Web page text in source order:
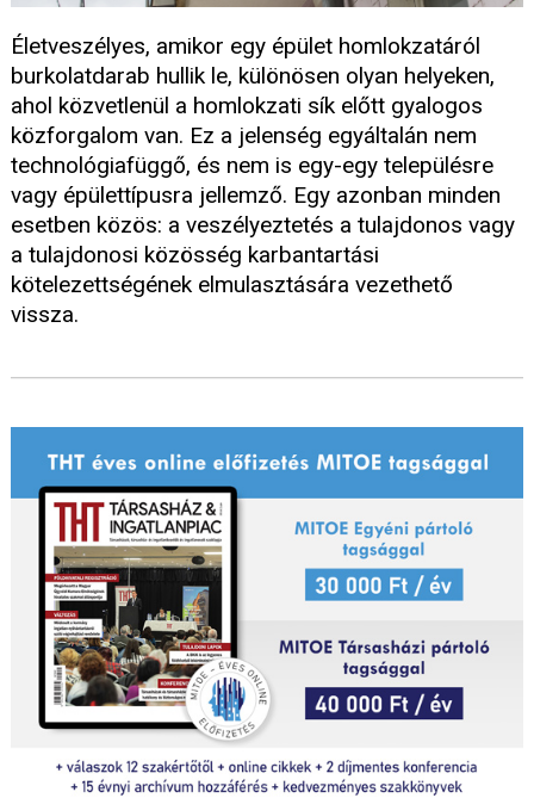
Életveszélyes, amikor egy épület homlokzatáról
burkolatdarab hullik le, különösen olyan helyeken,
ahol közvetlenül a homlokzati sík előtt gyalogos
közforgalom van. Ez a jelenség egyáltalán nem
technológiafüggő, és nem is egy-egy településre
vagy épülettípusra jellemző. Egy azonban minden
esetben közös: a veszélyeztetés a tulajdonos vagy
a tulajdonosi közösség karbantartási
kötelezettségének elmulasztására vezethető
vissza.